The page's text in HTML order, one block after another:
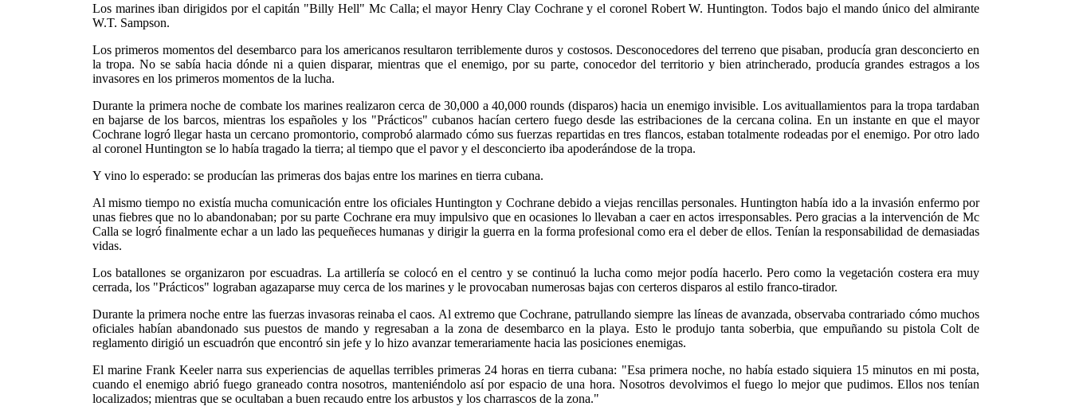
Los marines iban dirigidos por el capitán "Billy Hell" Mc Calla; el mayor Henry Clay Cochrane y el coronel Robert W. Huntington. Todos bajo el mando único del almirante
W.T. Sampson.
Los primeros momentos del desembarco para los americanos resultaron terriblemente duros y costosos. Desconocedores del terreno que pisaban, producía gran desconcierto en
la tropa. No se sabía hacia dónde ni a quien disparar, mientras que el enemigo, por su parte, conocedor del territorio y bien atrincherado, producía grandes estragos a los
invasores en los primeros momentos de la lucha.
Durante la primera noche de combate los marines realizaron cerca de 30,000 a 40,000 rounds (disparos) hacia un enemigo invisible. Los avituallamientos para la tropa tardaban
en bajarse de los barcos, mientras los españoles y los "Prácticos" cubanos hacían certero fuego desde las estribaciones de la cercana colina. En un instante en que el mayor
Cochrane logró llegar hasta un cercano promontorio, comprobó alarmado cómo sus fuerzas repartidas en tres flancos, estaban totalmente rodeadas por el enemigo. Por otro lado
al coronel Huntington se lo había tragado la tierra; al tiempo que el pavor y el desconcierto iba apoderándose de la tropa.
Y vino lo esperado: se producían las primeras dos bajas entre los marines en tierra cubana.
Al mismo tiempo no existía mucha comunicación entre los oficiales Huntington y Cochrane debido a viejas rencillas personales. Huntington había ido a la invasión enfermo por
unas fiebres que no lo abandonaban; por su parte Cochrane era muy impulsivo que en ocasiones lo llevaban a caer en actos irresponsables. Pero gracias a la intervención de Mc
Calla se logró finalmente echar a un lado las pequeñeces humanas y dirigir la guerra en la forma profesional como era el deber de ellos. Tenían la responsabilidad de demasiadas
vidas.
Los batallones se organizaron por escuadras. La artillería se colocó en el centro y se continuó la lucha como mejor podía hacerlo. Pero como la vegetación costera era muy
cerrada, los "Prácticos" lograban agazaparse muy cerca de los marines y le provocaban numerosas bajas con certeros disparos al estilo franco-tirador.
Durante la primera noche entre las fuerzas invasoras reinaba el caos. Al extremo que Cochrane, patrullando siempre las líneas de avanzada, observaba contrariado cómo muchos
oficiales habían abandonado sus puestos de mando y regresaban a la zona de desembarco en la playa. Esto le produjo tanta soberbia, que empuñando su pistola Colt de
reglamento dirigió un escuadrón que encontró sin jefe y lo hizo avanzar temerariamente hacia las posiciones enemigas.
El marine Frank Keeler narra sus experiencias de aquellas terribles primeras 24 horas en tierra cubana: "Esa primera noche, no había estado siquiera 15 minutos en mi posta,
cuando el enemigo abrió fuego graneado contra nosotros, manteniéndolo así por espacio de una hora. Nosotros devolvimos el fuego lo mejor que pudimos. Ellos nos tenían
localizados; mientras que se ocultaban a buen recaudo entre los arbustos y los charrascos de la zona."